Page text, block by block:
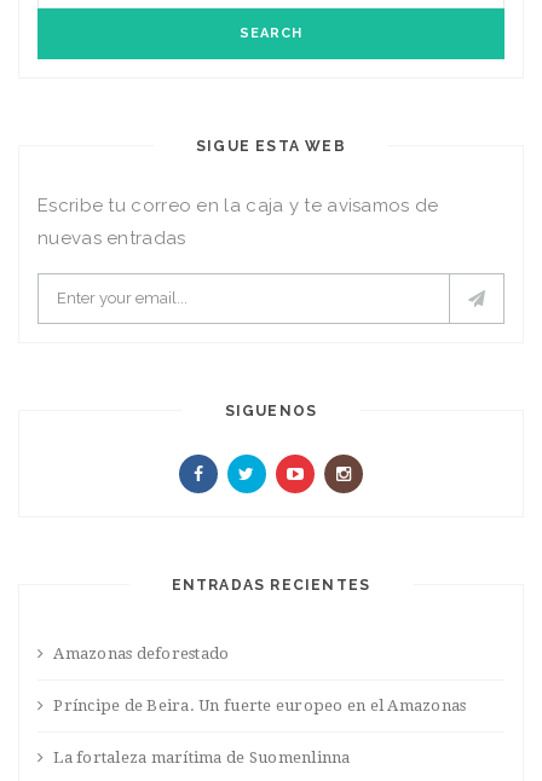
SIGUE ESTA WEB
Escribe tu correo en la caja y te avisamos de
nuevas entradas
SIGUENOS
ENTRADAS RECIENTES
Amazonas deforestado
Príncipe de Beira. Un fuerte europeo en el Amazonas
La fortaleza marítima de Suomenlinna